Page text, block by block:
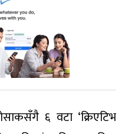
६ वटा ‘क्रिएटिभ